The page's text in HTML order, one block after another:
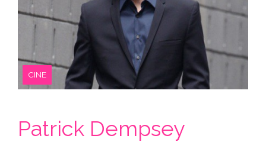
CINE
Patrick Dempsey